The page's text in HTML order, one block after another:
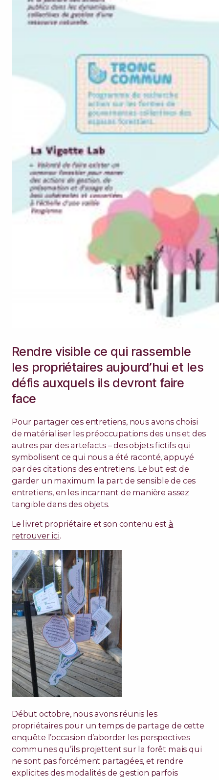
Rendre visible ce qui rassemble
les propriétaires aujourd’hui et les
défis auxquels ils devront faire
face
Pour partager ces entretiens, nous avons choisi
de matérialiser les préoccupations des uns et des
autres par des artefacts – des objets fictifs qui
symbolisent ce qui nous a été raconté, appuyé
par des citations des entretiens. Le but est de
garder un maximum la part de sensible de ces
entretiens, en les incarnant de manière assez
tangible dans des objets.
Le livret propriétaire et son contenu est à
retrouver ici.
Début octobre, nous avons réunis les
propriétaires pour un temps de partage de cette
enquête l’occasion d’aborder les perspectives
communes qu’ils projettent sur la forêt mais qui
ne sont pas forcément partagées, et rendre
explicites des modalités de gestion parfois